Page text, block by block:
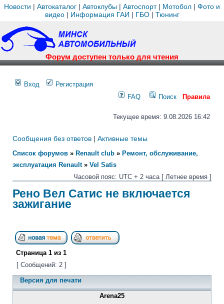
Новости | Автокаталог | Автоклубы | Автоспорт| Мотобол | Фото и
видео| Информация ГАИ | ГБО| Тюнинг
Форум доступен только для чтения
Вход
Регистрация
FAQ
Поиск Правила
Текущее время: 9.08.2026 16:42
Сообщения без ответов | Активные темы
Список форумов » Renault club » Ремонт, обслуживание,
эксплуатация Renault» Vel Satis
Часовой пояс: UTC + 2 часа [ Летнее время ]
Рено Вел Сатис не включается
зажигание
Страница 1 из 1
[ Сообщений: 2 ]
Версия для печати
Arena25